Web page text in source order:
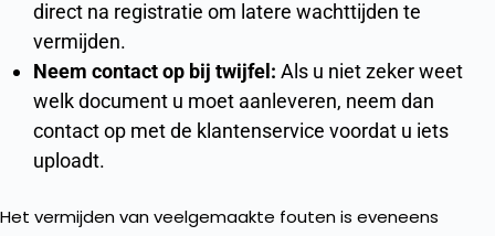
direct na registratie om latere wachttijden te
vermijden.
Neem contact op bij twijfel: Als u niet zeker weet
welk document u moet aanleveren, neem dan
contact op met de klantenservice voordat u iets
uploadt.
Het vermijden van veelgemaakte fouten is eveneens